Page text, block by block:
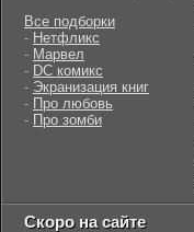
Все подборки
- Нетфликс
- Марвел
- DC комикс
- Экранизация книг
- Про любовь
- Про зомби
Скоро на сайте